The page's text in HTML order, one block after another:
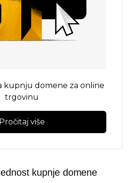
kupnju domene za online
trgovinu
Pročitaj više
kupnje domene